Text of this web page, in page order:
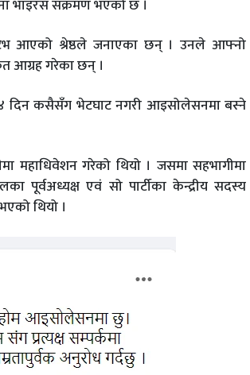
भाइरस संक्रमण भएको छ ।
आएको श्रेष्ठले जनाएका छन् । उनले आफ्नो
आग्रह गरेका छन् ।
दिन कसैसँग भेटघाट नगरी आइसोलेसनमा बस्ने
महाधिवेशन गरेको थियो । जसमा सहभागीमा
पूर्वअध्यक्ष एवं सो पार्टीका केन्द्रीय सदस्य
थियो ।